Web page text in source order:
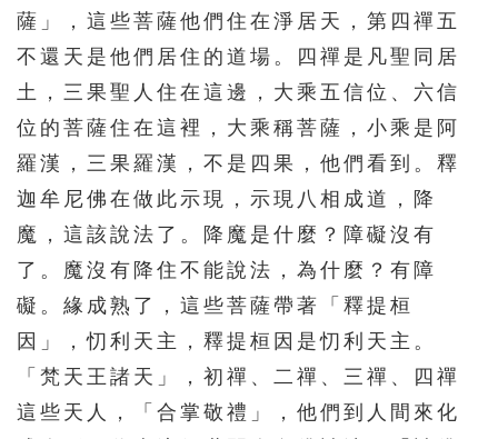
341 342 343 344 345
351 352 353 354 355
356 357 358 359 360
361 362 363 364 365
366 367 368 369 370
371 372 373 374 375
381 382 383 384 385
386 387 388 389 390
薩」，這些菩薩他們住在淨居天，第四禪五
不還天是他們居住的道場。四禪是凡聖同居
土，三果聖人住在這邊，大乘五信位、六信
位的菩薩住在這裡，大乘稱菩薩，小乘是阿
羅漢，三果羅漢，不是四果，他們看到。釋
迦牟尼佛在做此示現，示現八相成道，降
魔，這該說法了。降魔是什麼？障礙沒有
了。魔沒有降住不能說法，為什麼？有障
礙。緣成熟了，這些菩薩帶著「釋提桓
因」，忉利天主，釋提桓因是忉利天主。
「梵天王諸天」，初禪、二禪、三禪、四禪
這些天人，「合掌敬禮」，他們到人間來化